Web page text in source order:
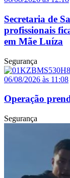
Secretaria de
profissionais
em Mãe Luíza
Segurança
06/08/2026 às 11:08
Operação
Segurança